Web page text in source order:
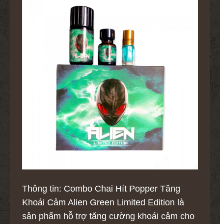
Thông tin: Combo Chai Hít Popper Tăng
Khoái Cảm Alien Green Limited Edition là
sản phẩm hỗ trợ tăng cường khoái cảm cho